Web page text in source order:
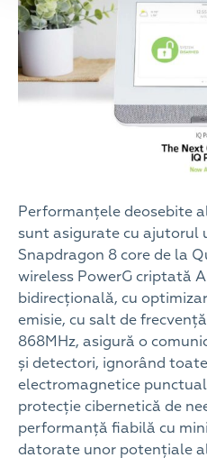
Performanțele deosebite
sunt asigurate cu ajutorul
Snapdragon 8 core de la
wireless PowerG criptată
bidirecțională, cu
emisie, cu salt de
868MHz, asigură o
și detectori, ignorând
electromagnetice
protecție cibernetică de
performanță fiabilă cu
datorate unor potențiale